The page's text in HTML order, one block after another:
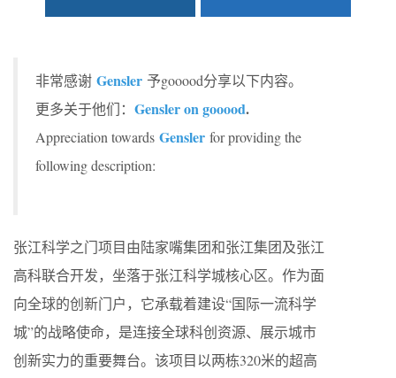
非常感谢 Gensler 予gooood分享以下内容。
更多关于他们： Gensler on gooood.
Appreciation towards Gensler for providing the
following description:
张江科学之门项目由陆家嘴集团和张江集团及张江
高科联合开发，坐落于张江科学城核心区。作为面
向全球的创新门户，它承载着建设“国际一流科学
城”的战略使命，是连接全球科创资源、展示城市
创新实力的重要舞台。该项目以两栋320米的超高